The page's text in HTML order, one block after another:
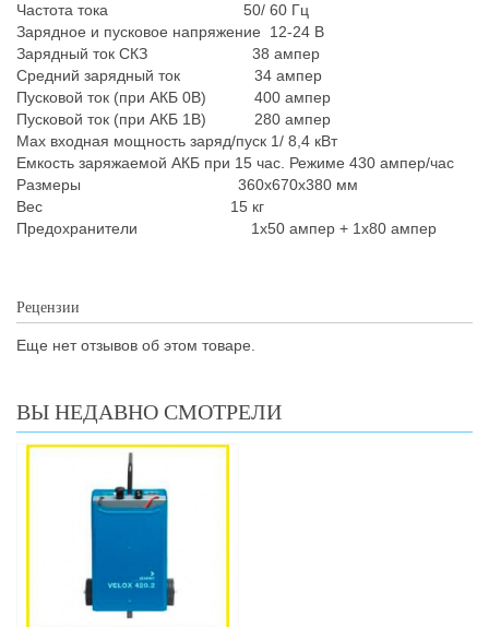
Частота тока 50/ 60 Гц
Зарядное и пусковое напряжение 12-24 В
Зарядный ток СКЗ 38 ампер
Средний зарядный ток 34 ампер
Пусковой ток (при АКБ 0В) 400 ампер
Пусковой ток (при АКБ 1В) 280 ампер
Max входная мощность заряд/пуск 1/ 8,4 кВт
Емкость заряжаемой АКБ при 15 час. Режиме 430 ампер/час
Размеры 360x670x380 мм
Вес 15 кг
Предохранители 1x50 ампер + 1х80 ампер
Рецензии
Еще нет отзывов об этом товаре.
ВЫ НЕДАВНО СМОТРЕЛИ